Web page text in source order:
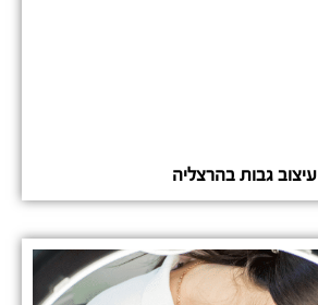
עיצוב גבות בהרצליה